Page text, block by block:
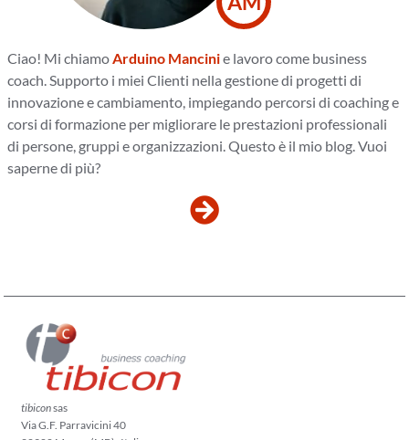
Ciao! Mi chiamo Arduino Mancinie lavoro come business
coach. Supporto i miei Clienti nella gestione di progetti di
innovazione e cambiamento, impiegando percorsi di coaching e
corsi di formazione per migliorare le prestazioni professionali
di persone, gruppi e organizzazioni. Questo è il mio blog. Vuoi
saperne di più?
tibiconsas
Via G.F. Parravicini 40